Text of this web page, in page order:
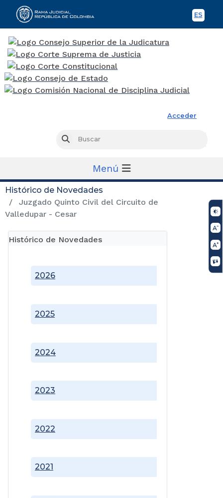
ES
Acceder
Buscar
Menú
Histórico de Novedades
Juzgado Quinto Civil del Circuito de
Valledupar - Cesar
Histórico de Novedades
2021
2022
2023
2024
2025
2026